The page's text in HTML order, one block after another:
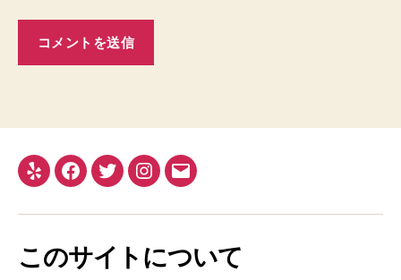
このサイトについて